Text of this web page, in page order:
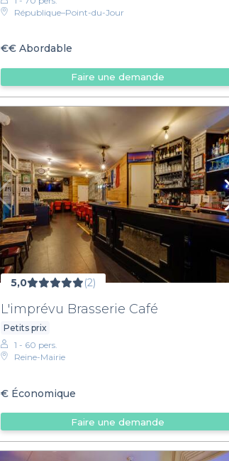
République–Point-du-Jour
€€Abordable
Faire une demande
5,0 (2)
L'imprévu Brasserie Café
Petits prix
1 - 60 pers.
Reine-Mairie
€Économique
Faire une demande